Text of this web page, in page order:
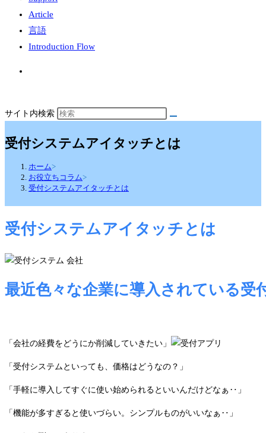
Article
言語
Introduction Flow
サイト内検索
受付システムアイタッチとは
ホーム>
お役立ちコラム>
受付システムアイタッチとは
受付システムアイタッチとは
最近色々な企業に導入されている受
「会社の経費をどうにか削減していきたい」
「受付システムといっても、価格はどうなの？」
「手軽に導入してすぐに使い始められるといいんだけどなぁ‥」
「機能が多すぎると使いづらい。シンプルものがいいなぁ‥」